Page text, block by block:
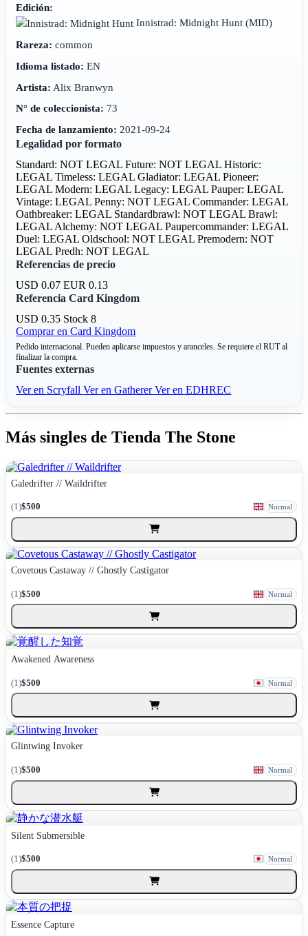
Edición:
Innistrad: Midnight Hunt(MID)
Rareza: common
Idioma listado: EN
Artista: Alix Branwyn
N° de coleccionista: 73
Fecha de lanzamiento: 2021-09-24
Legalidad por formato
Standard: NOT LEGALFuture: NOT LEGALHistoric:
LEGALTimeless: LEGALGladiator: LEGALPioneer:
LEGALModern: LEGALLegacy: LEGALPauper: LEGAL
Vintage: LEGALPenny: NOT LEGALCommander: LEGAL
Oathbreaker: LEGAL Standardbrawl: NOT LEGALBrawl:
LEGAL Alchemy: NOT LEGALPaupercommander: LEGAL
Duel: LEGALOldschool: NOT LEGALPremodern: NOT
LEGALPredh: NOT LEGAL
Referencias de precio
USD 0.07EUR 0.13
Referencia Card Kingdom
USD 0.35 Stock 8
Comprar en Card Kingdom
Pedido internacional. Pueden aplicarse impuestos y aranceles. Se requiere el RUT al
finalizar la compra.
Fuentes externas
Ver en ScryfallVer en GathererVer en EDHREC
Más singles de Tienda The Stone
Galedrifter // Waildrifter
(1)$500 Normal
Covetous Castaway // Ghostly Castigator
(1)$500 Normal
Awakened Awareness
(1)$500 Normal
Glintwing Invoker
(1)$500 Normal
Silent Submersible
(1)$500 Normal
Essence Capture